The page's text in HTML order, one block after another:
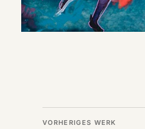
VORHERIGES WERK